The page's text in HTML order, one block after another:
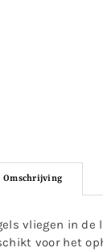
Omschrijving
vliegen in de
voor het